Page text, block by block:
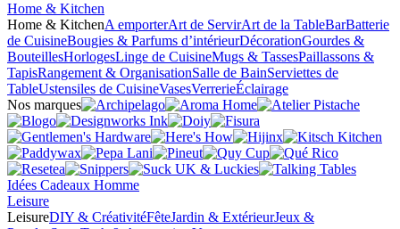
Home & Kitchen
Home & KitchenA emporterArt de ServirArt de la TableBarBatterie
de CuisineBougies & Parfums d’intérieurDécorationGourdes &
BouteillesHorlogesLinge de CuisineMugs & TassesPaillassons &
TapisRangement & OrganisationSalle de BainServiettes de
TableUstensiles de CuisineVasesVerrerieÉclairage
Nos marques
Idées Cadeaux Homme
Leisure
LeisureDIY & CréativitéFêteJardin & ExtérieurJeux &